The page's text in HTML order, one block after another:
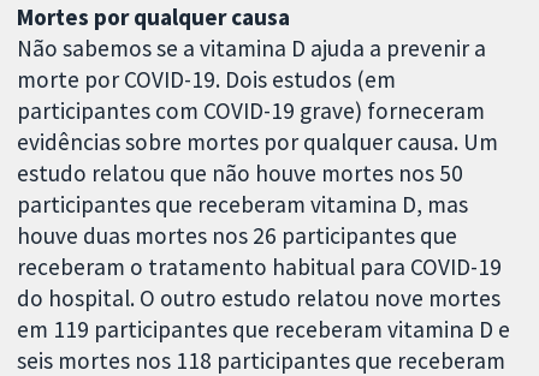
Mortes por qualquer causa
Não sabemos se a vitamina D ajuda a prevenir a
morte por COVID-19. Dois estudos (em
participantes com COVID-19 grave) forneceram
evidências sobre mortes por qualquer causa. Um
estudo relatou que não houve mortes nos 50
participantes que receberam vitamina D, mas
houve duas mortes nos 26 participantes que
receberam o tratamento habitual para COVID-19
do hospital. O outro estudo relatou nove mortes
em 119 participantes que receberam vitamina D e
seis mortes nos 118 participantes que receberam